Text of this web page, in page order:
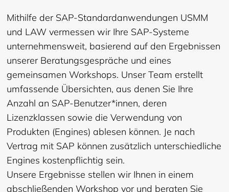
Mithilfe der SAP-Standardanwendungen USMM
und LAW vermessen wir Ihre SAP-Systeme
unternehmensweit, basierend auf den Ergebnissen
unserer Beratungsgespräche und eines
gemeinsamen Workshops. Unser Team erstellt
umfassende Übersichten, aus denen Sie Ihre
Anzahl an SAP-Benutzer*innen, deren
Lizenzklassen sowie die Verwendung von
Produkten (Engines) ablesen können. Je nach
Vertrag mit SAP können zusätzlich unterschiedliche
Engines kostenpflichtig sein.
Unsere Ergebnisse stellen wir Ihnen in einem
abschließenden Workshop vor und beraten Sie